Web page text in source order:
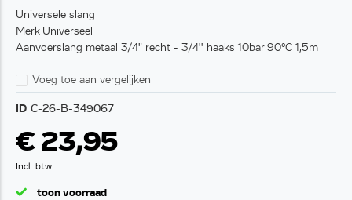
Universele slang
Merk Universeel
Aanvoerslang metaal 3/4" recht - 3/4'' haaks 10bar 90°C 1,5m
Voeg toe aan vergelijken
ID C-26-B-349067
€ 23,95
Incl. btw
toon voorraad